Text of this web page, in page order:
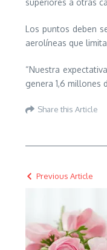
superiores a otras
Los puntos deben
aerolíneas que
“Nuestra
genera 1,6 millones
Share this Article
Previous Article